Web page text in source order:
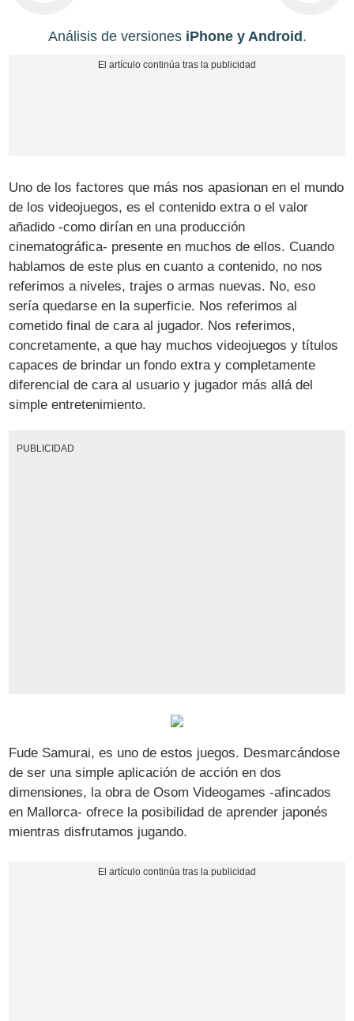
Análisis de versiones iPhone y Android .
Uno de los factores que más nos apasionan en el mundo
de los videojuegos, es el contenido extra o el valor
añadido -como dirían en una producción
cinematográfica- presente en muchos de ellos. Cuando
hablamos de este plus en cuanto a contenido, no nos
referimos a niveles, trajes o armas nuevas. No, eso
sería quedarse en la superficie. Nos referimos al
cometido final de cara al jugador. Nos referimos,
concretamente, a que hay muchos videojuegos y títulos
capaces de brindar un fondo extra y completamente
diferencial de cara al usuario y jugador más allá del
simple entretenimiento.
PUBLICIDAD
Fude Samurai, es uno de estos juegos. Desmarcándose
de ser una simple aplicación de acción en dos
dimensiones, la obra de Osom Videogames -afincados
en Mallorca- ofrece la posibilidad de aprender japonés
mientras disfrutamos jugando.